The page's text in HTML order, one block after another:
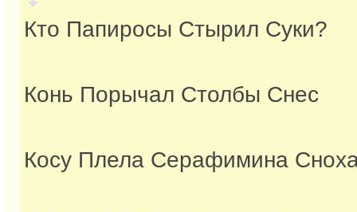
Кто Папиросы Стырил Суки?
Конь Порычал Столбы Снес
Косу Плела Серафимина